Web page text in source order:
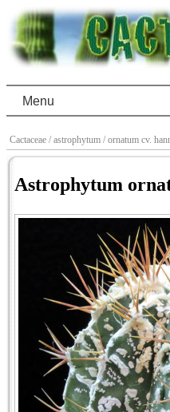
Menu
Cactaceae / astrophytum / ornatum cv.
Astrophytum